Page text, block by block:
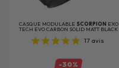
CASQUE MODULABLE SCORPION EXO
TECH EVO CARBON SOLID MATT BLACK
17avis
-30%